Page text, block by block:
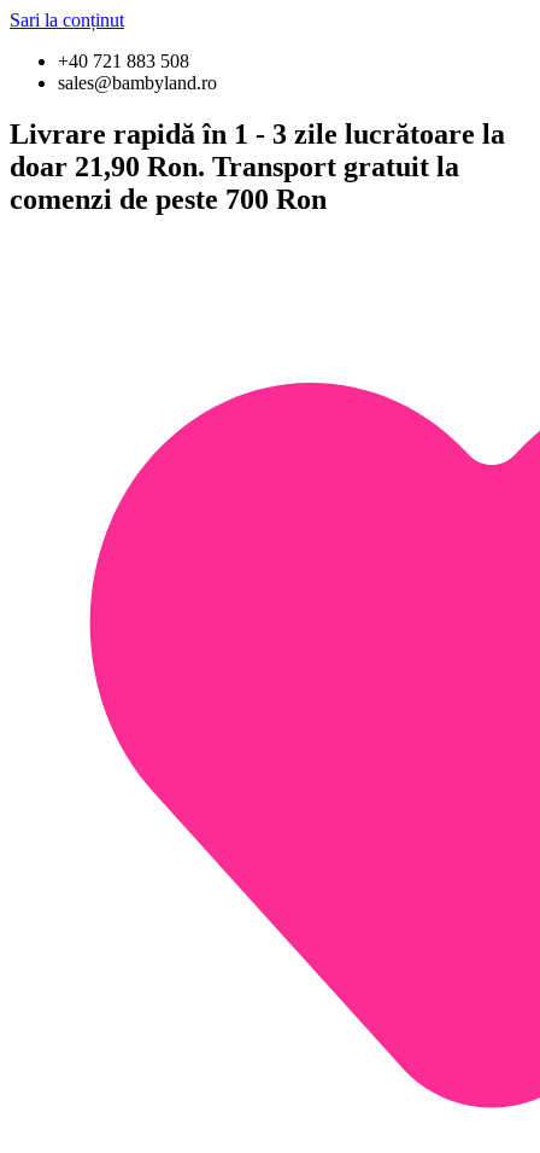
Sari la conținut
+40 721 883 508
sales@bambyland.ro
Livrare rapidă în 1 - 3 zile lucrătoare la
doar 21,90 Ron. Transport gratuit la
comenzi de peste 700 Ron